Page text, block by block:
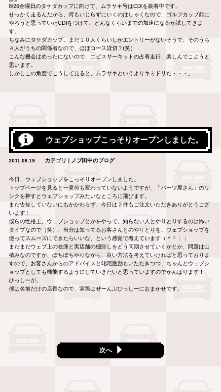
8/26金曜日のタケダカップに向けて、ムラサキ号はCDIを装着中です。
せっかく走るんだから、何もいじらずにいくのはしゃくなので、ゴルフカップ前に
やろうと思っていたCDIをつけて、どんなくらいまでの加速になるか試してきま
す。
ちなみにタケダカップ、まだ１０人くらいしかエントリーがないそうで、そのうち
４人がうちの関係者なので、ほぼコース貸切？(笑）
こんな機会はめったにないので、エビスサーキットの占有走行、楽しんでこようと
思います。
しかしこの角度でこうして見ると、ムラサキというよりキミドリだ・・・。
ウェブショップこっそりオープンしました。
2011.08.19 カテゴリ | ノブ田中のブログ
今日、ウェブショップをこっそりオープンしました。
トップページを見ると一見何も変わっていないようですが、「パーツ屋さん」のリ
ンクを押すとウェブショップみたいなところに飛びます。
まだ告知していないにもかかわらず、今日は２件もご注文いただきありがとうござ
います！
僕らの性格上、ウェブショップとかをやって、知らない人とやりとりするのは怖い
タイプなので（笑）、当分は知ってるお客さんとのやりとりを、ウェブショップを
使ってスムーズにできたらいいな、という感覚で考えています（＾＾；；
まだまだウェブ上の在庫と実店舗の棚卸しをどう同期させていくかとか、問題は山
積みなのですが、ぼちぼちやりながら、良い方法を考えていければと思っておりま
すので、お客さんからのアドバイスと叱咤激励もいただきつつ、ちゃんとウェブシ
ョップとしても機能するようにしていきたいと思っていますのでがんばります！
ひっしーが。
僕は名前だけの店長なので、実際はぜーんぶひっしーにおまかせです。
次へ